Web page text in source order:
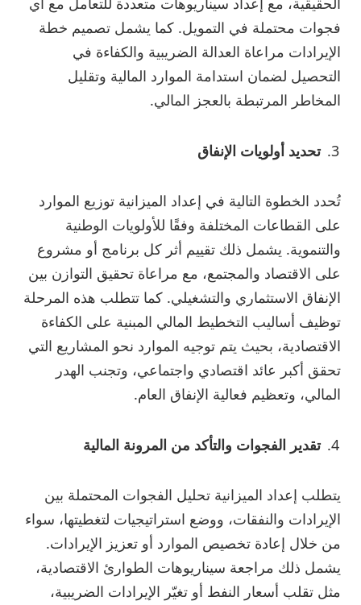
فجوات محتملة في التمويل. كما يشمل تصميم خطة
الإيرادات مراعاة العدالة الضريبية والكفاءة في
التحصيل لضمان استدامة الموارد المالية وتقليل
المخاطر المرتبطة بالعجز المالي.
تحديد أولويات الإنفاق
تُحدد الخطوة التالية في إعداد الميزانية توزيع الموارد
على القطاعات المختلفة وفقًا للأولويات الوطنية
والتنموية. يشمل ذلك تقييم أثر كل برنامج أو مشروع
على الاقتصاد والمجتمع، مع مراعاة تحقيق التوازن بين
الإنفاق الاستثماري والتشغيلي. كما تتطلب هذه المرحلة
توظيف أساليب التخطيط المالي المبنية على الكفاءة
الاقتصادية، بحيث يتم توجيه الموارد نحو المشاريع التي
تحقق أكبر عائد اقتصادي واجتماعي، وتجنب الهدر
المالي، وتعظيم فعالية الإنفاق العام.
تقدير الفجوات والتأكد من المرونة المالية
يتطلب إعداد الميزانية تحليل الفجوات المحتملة بين
الإيرادات والنفقات، ووضع استراتيجيات لتغطيتها، سواء
من خلال إعادة تخصيص الموارد أو تعزيز الإيرادات.
يشمل ذلك مراجعة سيناريوهات الطوارئ الاقتصادية،
مثل تقلب أسعار النفط أو تغيّر الإيرادات الضريبية،